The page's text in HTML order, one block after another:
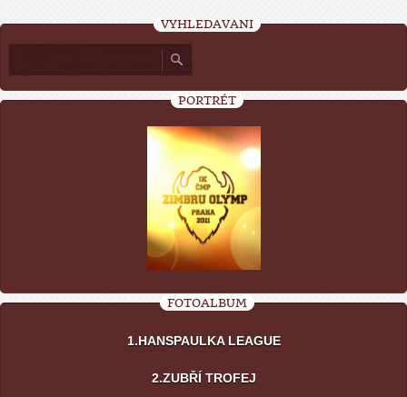
VYHLEDÁVÁNÍ
PORTRÉT
FOTOALBUM
1.HANSPAULKA LEAGUE
2.ZUBŘÍ TROFEJ